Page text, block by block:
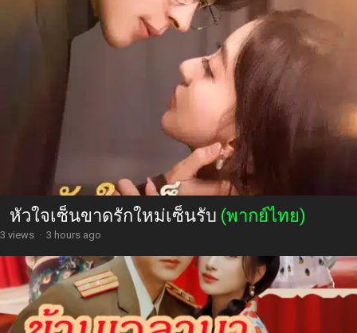
หัวใจเซ็นขาดรักใหม่เซ็นรับ (พากย์ไทย)
3 views · 3 hours ago